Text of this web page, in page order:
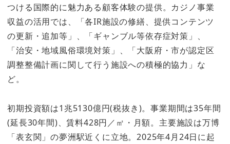
つける国際的に魅力ある顧客体験の提供。カジノ事業
収益の活用では、「各IR施設の修繕、提供コンテンツ
の更新・追加等」、「ギャンブル等依存症対策」、
「治安・地域風俗環境対策」、「大阪府・市が認定区
調整整備計画に関して行う施設への積極的協力」な
ど。
初期投資額は1兆5130億円(税抜き)。事業期間は35年間
(延長30年間)、賃料428円／㎡・月額。主要施設は万博
「表玄関」の夢洲駅近くに立地。2025年4月24日に起